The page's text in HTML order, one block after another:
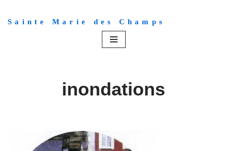
Aller
Sainte Marie des Champs
inondations